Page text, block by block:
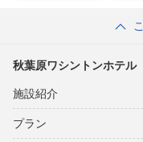
秋葉原ワシントンホテル
施設紹介
プラン